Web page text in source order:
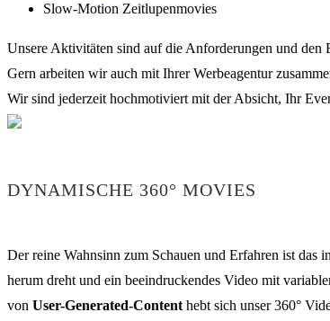
Slow-Motion Zeitlupenmovies
Unsere Aktivitäten sind auf die Anforderungen und den
Gern arbeiten wir auch mit Ihrer Werbeagentur
Wir sind jederzeit hochmotiviert mit der Absicht, Ihr
DYNAMISCHE 360° MOVIES
Der reine Wahnsinn zum Schauen und Erfahren ist
herum dreht und ein beeindruckendes Video mit
von User-Generated-Content hebt sich unser 360°